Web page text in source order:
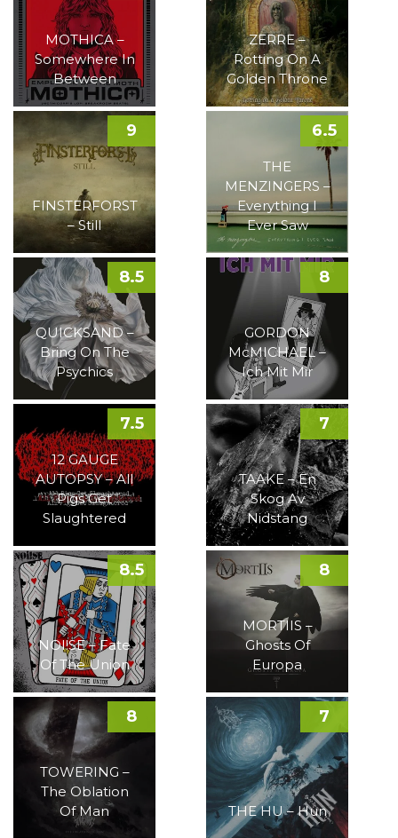
MOTHICA –
Somewhere In
Between
ZERRE –
Rotting On A
Golden Throne
FINSTERFORST
– Still
9
THE
MENZINGERS –
Everything I
Ever Saw
6.5
QUICKSAND –
Bring On The
Psychics
8.5
GORDON
McMICHAEL –
Ich Mit Mir
8
12 GAUGE
AUTOPSY – All
Pigs Get
Slaughtered
7.5
TAAKE – En
Skog Av
Nidstang
7
NOI!SE – Fate
Of The Union
8.5
MORTIIS –
Ghosts Of
Europa
8
TOWERING –
The Oblation
Of Man
8
THE HU – Hun
7